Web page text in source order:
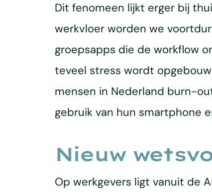
Dit fenomeen lijkt erger bij
werkvloer worden we
groepsapps die de workflow
teveel stress wordt
mensen in Nederland burn-
gebruik van hun smartphone
Nieuw
Op werkgevers ligt vanuit de